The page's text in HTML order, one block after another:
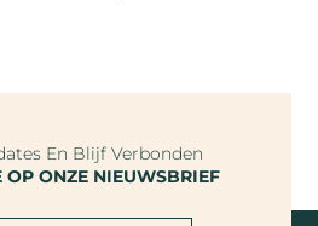
En Blijf Verbonden
OP ONZE NIEUWSBRIEF